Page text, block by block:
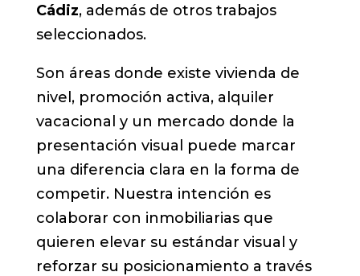
Cádiz, además de otros trabajos
seleccionados.
Son áreas donde existe vivienda de
nivel, promoción activa, alquiler
vacacional y un mercado donde la
presentación visual puede marcar
una diferencia clara en la forma de
competir. Nuestra intención es
colaborar con inmobiliarias que
quieren elevar su estándar visual y
reforzar su posicionamiento a través